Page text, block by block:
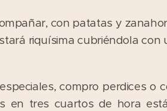
con patatas y
riquísima cubriéndola
compro perdices
en tres cuartos de hora